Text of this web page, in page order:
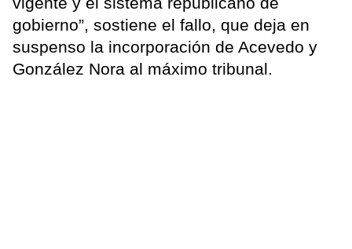
gobierno”, sostiene el fallo, que deja en
suspenso la incorporación de Acevedo y
González Nora al máximo tribunal.